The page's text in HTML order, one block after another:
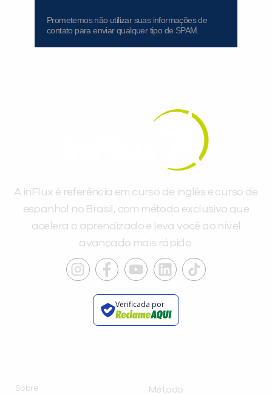
Prometemos não utilizar suas informações de
contato para enviar qualquer tipo de SPAM.
A inFlux é referência em curso de inglês e curso de
espanhol no Brasil, com método exclusivo que
acelera o aprendizado e leva você ao nível
avançado mais rápido.
Verificada por
Sobre
Método